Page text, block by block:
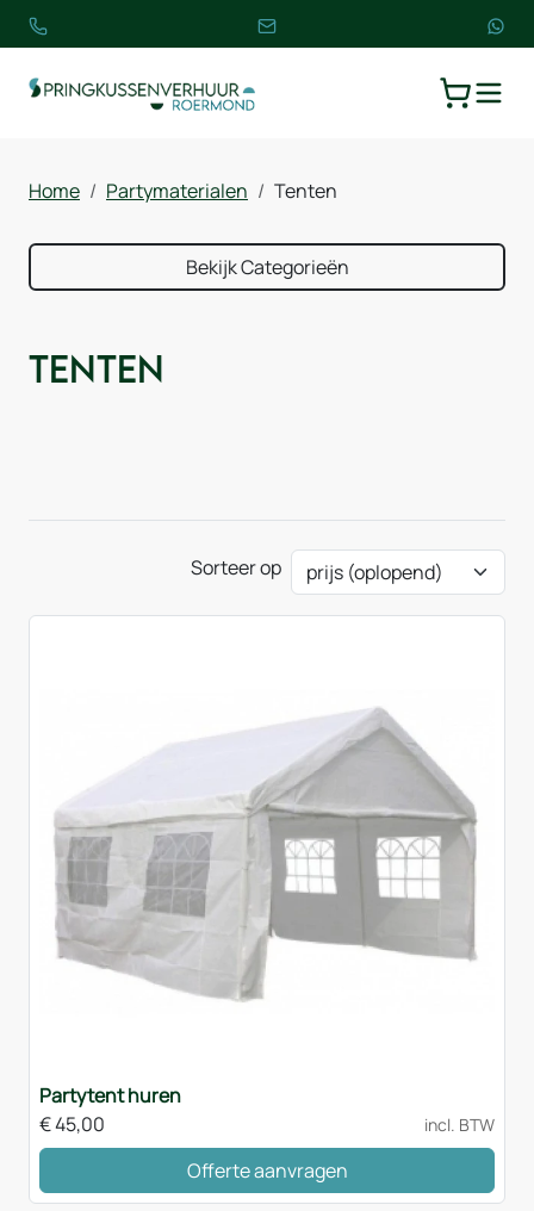
Home Partymaterialen Tenten
Bekijk Categorieën
Tenten
Sorteer op
Partytent huren
€45,00 incl. BTW
Offerte aanvragen